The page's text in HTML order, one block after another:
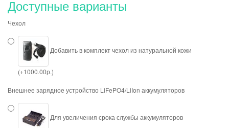
Доступные варианты
Чехол
Добавить в комплект чехол из натуральной кожи
(+1000.00р.)
Внешнее зарядное устройство LiFePO4/LiIon аккумуляторов
Для увеличения срока службы аккумуляторов